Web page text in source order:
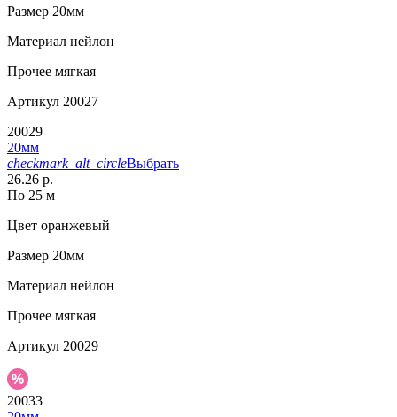
Размер 20мм
Материал нейлон
Прочее мягкая
Артикул 20027
20029
20мм
checkmark_alt_circleВыбрать
26.26 р.
По 25 м
Цвет оранжевый
Размер 20мм
Материал нейлон
Прочее мягкая
Артикул 20029
20033